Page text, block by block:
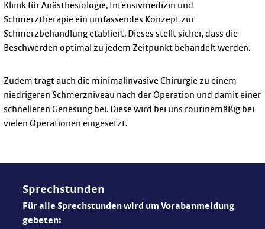
Klinik für Anästhesiologie, Intensivmedizin und
Schmerztherapie ein umfassendes Konzept zur
Schmerzbehandlung etabliert. Dieses stellt sicher, dass die
Beschwerden optimal zu jedem Zeitpunkt behandelt werden.
Zudem trägt auch die minimalinvasive Chirurgie zu einem
niedrigeren Schmerzniveau nach der Operation und damit einer
schnelleren Genesung bei. Diese wird bei uns routinemäßig bei
vielen Operationen eingesetzt.
Sprechstunden
Für alle Sprechstunden wird um Vorabanmeldung
gebeten: